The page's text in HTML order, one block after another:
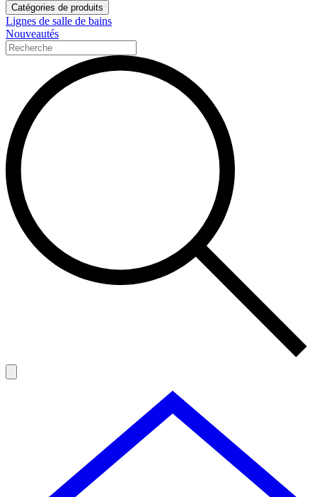
Catégories de produits
Lignes de salle de bains
Nouveautés